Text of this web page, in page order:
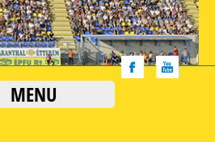
MENU